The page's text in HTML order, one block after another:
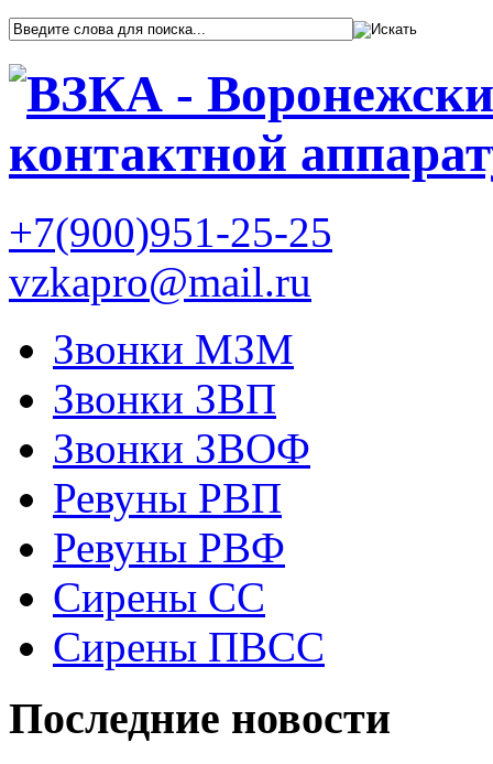
+7(900)951-25-25
vzkapro@mail.ru
Звонки МЗМ
Звонки ЗВП
Звонки ЗВОФ
Ревуны РВП
Ревуны РВФ
Сирены СС
Сирены ПВСС
Последние новости